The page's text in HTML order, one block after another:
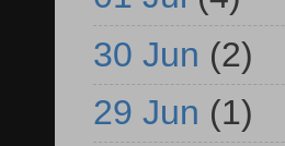
30 Jun (2)
29 Jun (1)